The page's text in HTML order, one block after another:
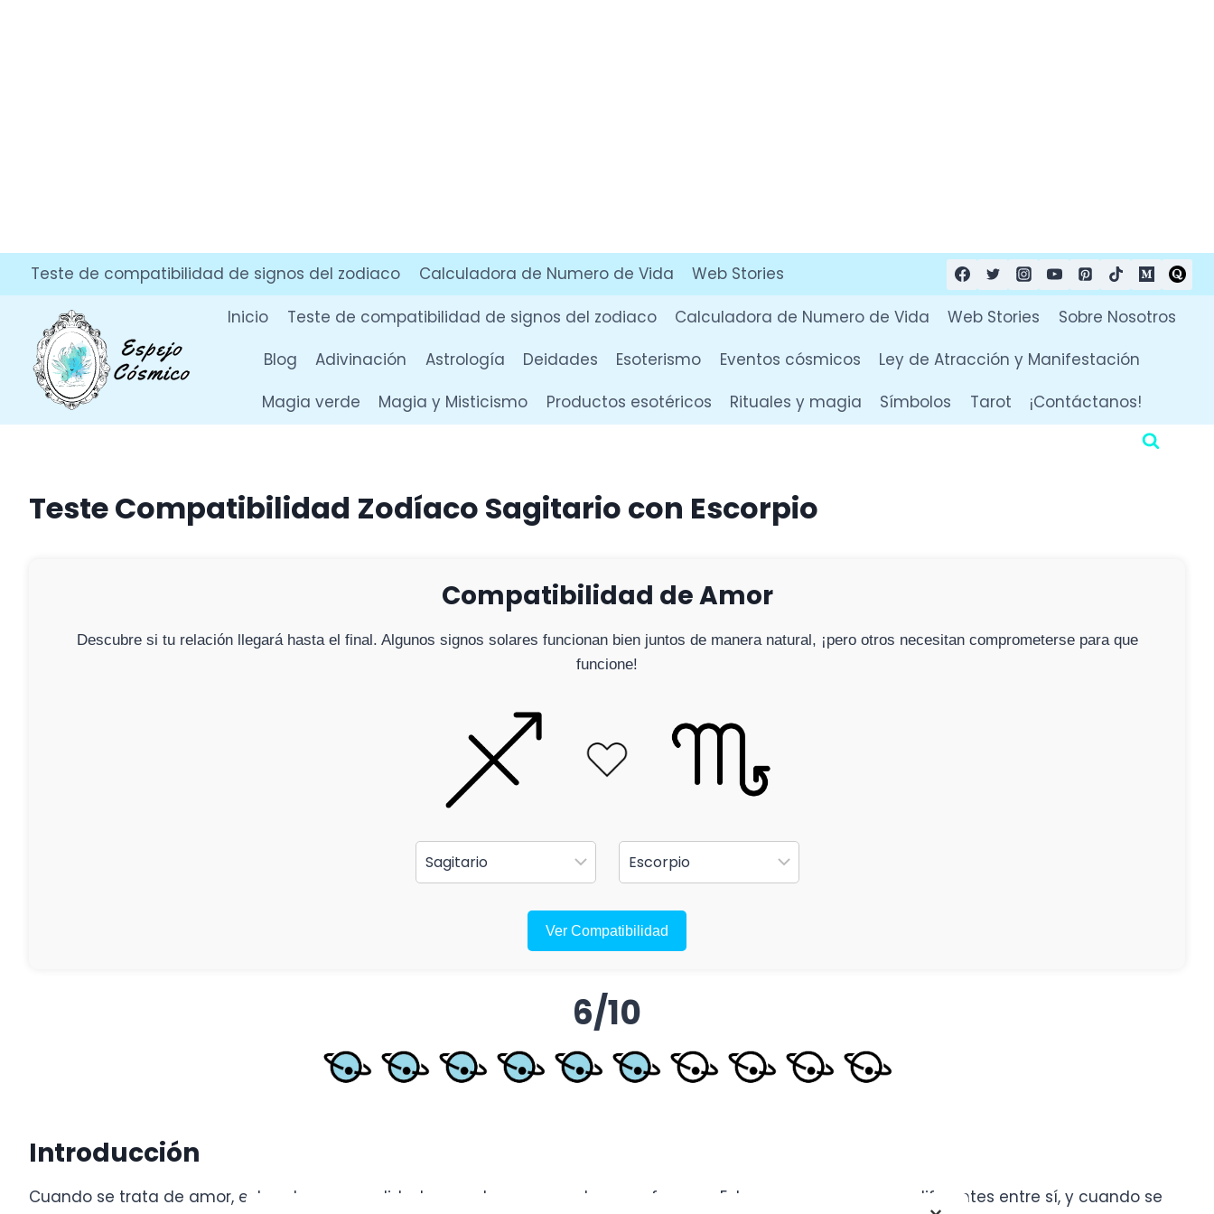
Saltar
contenido
Teste de compatibilidad de signos del zodiaco Calculadora de Numero de Vida
Web Stories
Inicio
Teste de compatibilidad de signos del zodiaco Calculadora de Numero de Vida Web Stories
Sobre Nosotros
Blog
Adivinación Astrología Deidades Esoterismo Eventos cósmicos
Ley de Atracción y Manifestación
Magia verde
Magia y Misticismo Productos esotéricos Rituales y magia Símbolos Tarot ¡Contáctanos!
Teste Compatibilidad Zodíaco Sagitario con Escorpio
Compatibilidad de Amor
Descubre si tu relación llegará hasta el final. Algunos signos solares funcionan bien juntos de manera natural, ¡pero otros necesitan comprometerse para que
funcione!
Ver Compatibilidad
6/10
Introducción
Cuando se trata de amor, estas dos personalidades pueden ser un golpe o un fracaso. Estas personas son muy diferentes entre sí, y cuando se